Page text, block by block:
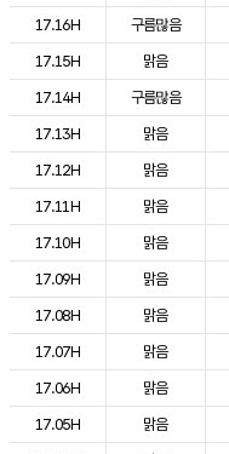
17.16H
구름많음
17.15H
맑음
17.14H
구름많음
17.13H
맑음
17.12H
맑음
17.11H
맑음
17.10H
맑음
17.09H
맑음
17.08H
맑음
17.07H
맑음
17.06H
맑음
17.05H
맑음